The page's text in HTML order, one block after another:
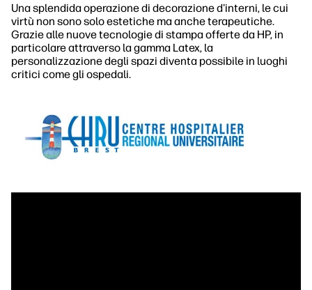
Una splendida operazione di decorazione d'interni, le cui
virtù non sono solo estetiche ma anche terapeutiche.
Grazie alle nuove tecnologie di stampa offerte da HP, in
particolare attraverso la gamma Latex, la
personalizzazione degli spazi diventa possibile in luoghi
critici come gli ospedali.